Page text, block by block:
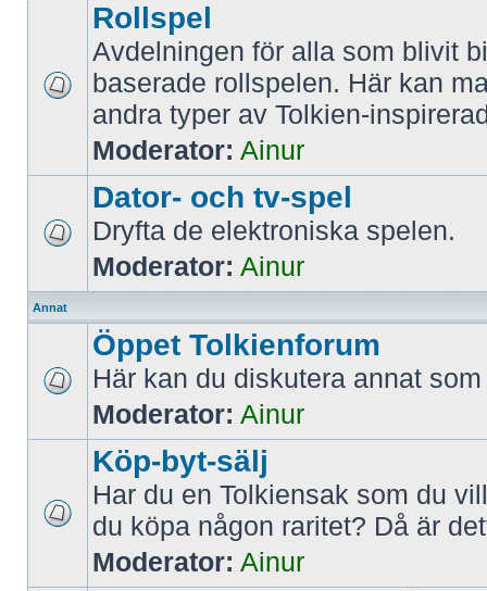
Rollspel
Avdelningen för alla som blivit
baserade rollspelen. Här kan
andra typer av Tolkien-
Moderator: Ainur
Dator- och tv-spel
Dryfta de elektroniska spelen.
Moderator: Ainur
Annat
Öppet Tolkienforum
Här kan du diskutera annat
Moderator: Ainur
Köp-byt-sälj
Har du en Tolkiensak som du
du köpa någon raritet? Då är
Moderator: Ainur